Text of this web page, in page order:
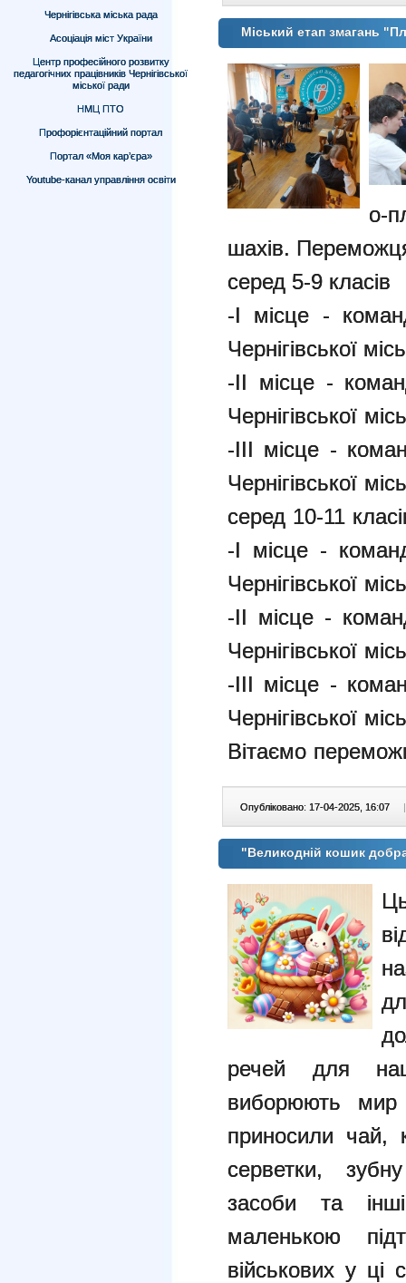
Чернігівська міська рада
Асоціація міст України
Центр професійного розвитку
педагогічних працівників Чернігівської
міської ради
НМЦ ПТО
Профорієнтаційний портал
Портал «Моя кар’єра»
Youtube-канал управління освіти
Міський етап змагань
о-
шахів.
серед 5-9 класів
-І місце -
Чернігівської
-ІІ місце -
Чернігівської
-ІІІ місце -
Чернігівської
серед 10-11
-І місце -
Чернігівської
-ІІ місце -
Чернігівської
-ІІІ місце -
Чернігівської
Вітаємо
Опубліковано: 17-04-2025, 16:07 |
"Великодній кошик
речей для
виборюють мир
приносили чай,
серветки,
засоби та
маленькою
військових у ці